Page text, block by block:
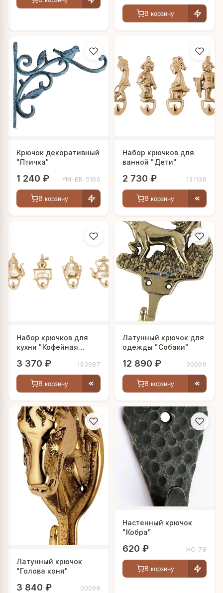
В корзину
Крючок декоративный
"Птичка"
1 240 ₽ YM-BR-5190
В корзину
Набор крючков для
ванной "Дети"
2 730 ₽ 131136
В корзину
Набор крючков для
кухни "Кофейная
3 370 ₽ 130087
В корзину
Латунный крючок для
одежды "Собаки"
12 890 ₽ 00099
В корзину
Латунный крючок
"Голова коня"
3 840 ₽ 00096
Настенный крючок
"Кобра"
620 ₽ HC-78
В корзину